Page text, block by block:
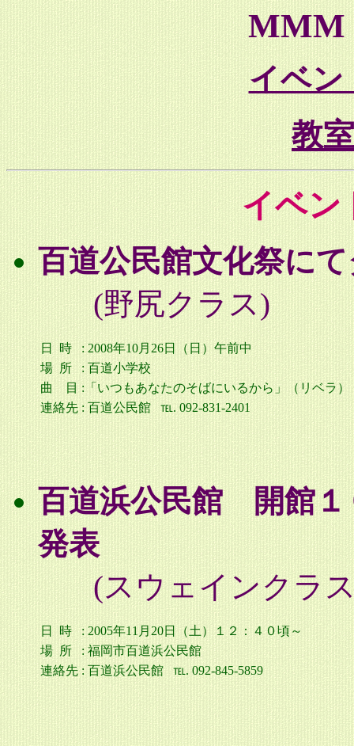
MMM
イベン
教
イベン
百道公民館文化祭に
(野尻クラス)
日 時 : 2008年10月26日（日）午前中
場 所
: 百道小学校
曲 目 :「いつもあなたのそばにいるから」（リベラ）
連絡先 :百道公民館 ℡. 092-831-2401
百道浜公民館 開館１
発表
(スウェインクラ
日 時 : 2005年11月20日（土）１２：４０頃～
場 所
:福岡市百道浜公民館
連絡先 : 百道浜公民館 ℡. 092-845-5859